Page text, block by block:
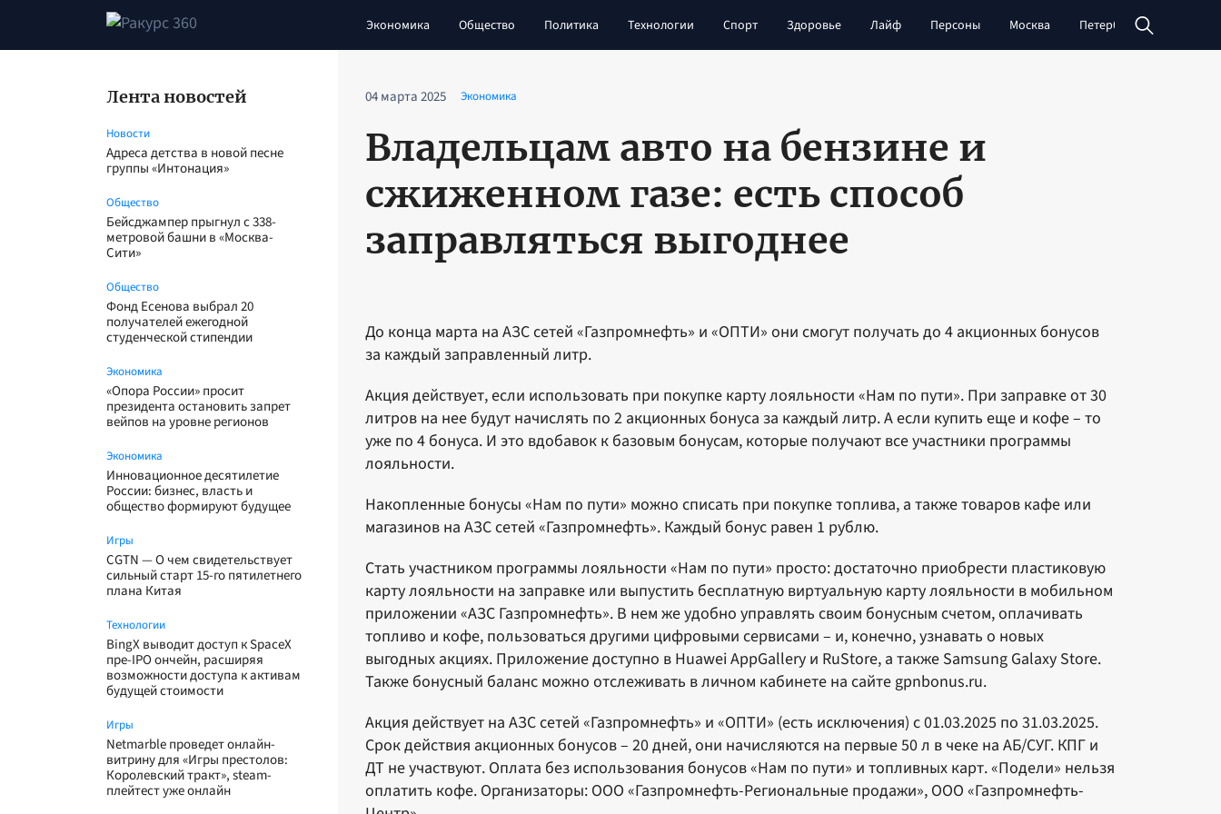
Экономика Общество Политика Технологии Спорт Здоровье Лайф Персоны Москва Петербург
Лента новостей
Новости
Адреса детства в новой песне
группы «Интонация»
Общество
Бейсджампер прыгнул с 338-
метровой башни в «Москва-
Сити»
Общество
Фонд Есенова выбрал 20
получателей ежегодной
студенческой стипендии
Экономика
«Опора России» просит
президента остановить запрет
вейпов на уровне регионов
Экономика
Инновационное десятилетие
России: бизнес, власть и
общество формируют будущее
Игры
CGTN — О чем свидетельствует
сильный старт 15-го пятилетнего
плана Китая
Технологии
BingX выводит доступ к SpaceX
пре-IPO ончейн, расширяя
возможности доступа к активам
будущей стоимости
Игры
Netmarble проведет онлайн-
витрину для «Игры престолов:
Королевский тракт», steam-
плейтест уже онлайн
04 марта 2025 Экономика
Владельцам авто на бензине и
сжиженном газе: есть способ
заправляться выгоднее
До конца марта на АЗС сетей «Газпромнефть» и «ОПТИ» они смогут получать до 4 акционных бонусов
за каждый заправленный литр.
Акция действует, если использовать при покупке карту лояльности «Нам по пути». При заправке от 30
литров на нее будут начислять по 2 акционных бонуса за каждый литр. А если купить еще и кофе – то
уже по 4 бонуса. И это вдобавок к базовым бонусам, которые получают все участники программы
лояльности.
Накопленные бонусы «Нам по пути» можно списать при покупке топлива, а также товаров кафе или
магазинов на АЗС сетей «Газпромнефть». Каждый бонус равен 1 рублю.
Стать участником программы лояльности «Нам по пути» просто: достаточно приобрести пластиковую
карту лояльности на заправке или выпустить бесплатную виртуальную карту лояльности в мобильном
приложении «АЗС Газпромнефть». В нем же удобно управлять своим бонусным счетом, оплачивать
топливо и кофе, пользоваться другими цифровыми сервисами – и, конечно, узнавать о новых
выгодных акциях. Приложение доступно в Huawei AppGallery и RuStore, а также Samsung Galaxy Store.
Также бонусный баланс можно отслеживать в личном кабинете на сайте gpnbonus.ru.
Акция действует на АЗС сетей «Газпромнефть» и «ОПТИ» (есть исключения) с 01.03.2025 по 31.03.2025.
Срок действия акционных бонусов – 20 дней, они начисляются на первые 50 л в чеке на АБ/СУГ. КПГ и
ДТ не участвуют. Оплата без использования бонусов «Нам по пути» и топливных карт. «Подели» нельзя
оплатить кофе. Организаторы: ООО «Газпромнефть-Региональные продажи», ООО «Газпромнефть-